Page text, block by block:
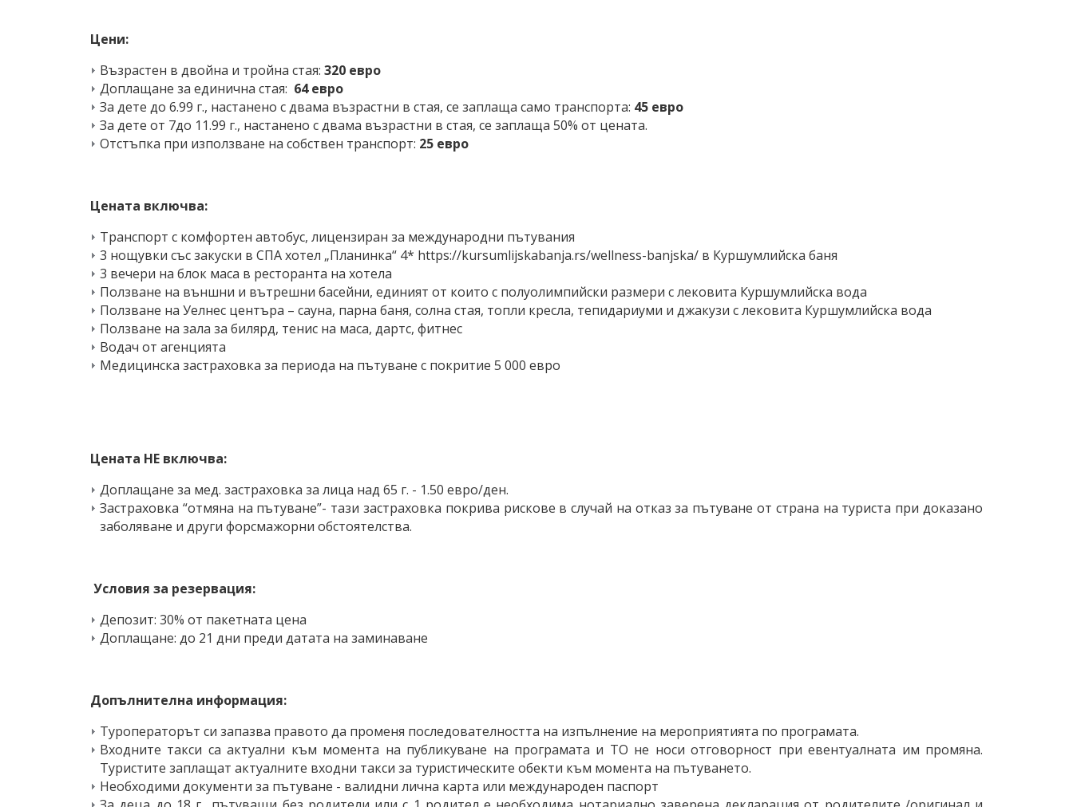
Цени:
Възрастен в двойна и тройна стая: 320 евро
Доплащане за единична стая: 64 евро
За дете до 6.99 г., настанено с двама възрастни в стая, се заплаща само транспорта: 45 евро
Зa дете от 7до 11.99 г., настанено с двама възрастни в стая, се заплаща 50% от цената.
Отстъпка при използване на собствен транспорт: 25 евро
Цената включва:
Транспорт с комфортен автобус, лицензиран за международни пътувания
3 нощувки със закуски в СПА хотел „Планинка“ 4* https://kursumlijskabanja.rs/wellness-banjska/ в Куршумлийска баня
3 вечери на блок маса в ресторанта на хотела
Ползване на външни и вътрешни басейни, единият от които с полуолимпийски размери с лековита Куршумлийска вода
Ползване на Уелнес центъра – сауна, парна баня, солна стая, топли кресла, тепидариуми и джакузи с лековита Куршумлийска вода
Ползване на зала за билярд, тенис на маса, дартс, фитнес
Водач от агенцията
Медицинска застраховка за периода на пътуване с покритие 5 000 евро
Цената НЕ включва:
Доплащане за мед. застраховка за лица над 65 г. - 1.50 евро/ден.
Застраховка “отмяна на пътуване”- тази застраховка покрива рискове в случай на отказ за пътуване от страна на туриста при доказано
заболяване и други форсмажорни обстоятелства.
Условия за резервация:
Депозит: 30% от пакетната цена
Доплащане: до 21 дни преди датата на заминаване
Допълнителна информация:
Туроператорът си запазва правото да променя последователността на изпълнение на мероприятията по програмата.
Входните такси са актуални към момента на публикуване на програмата и ТО не носи отговорност при евентуалната им промяна.
Туристите заплащат актуалните входни такси за туристическите обекти към момента на пътуването.
Необходими документи за пътуване - валидни лична карта или международен паспорт